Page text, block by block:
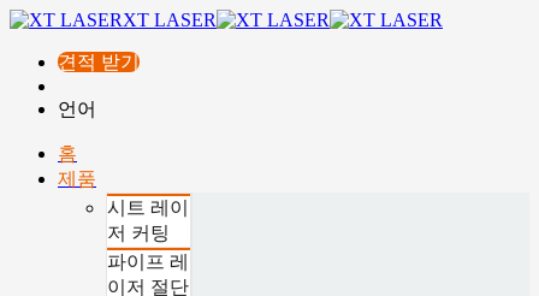
XT LASER
견적 받기
언어
홈
제품
시트 레이
저 커팅
파이프 레
이저 절단